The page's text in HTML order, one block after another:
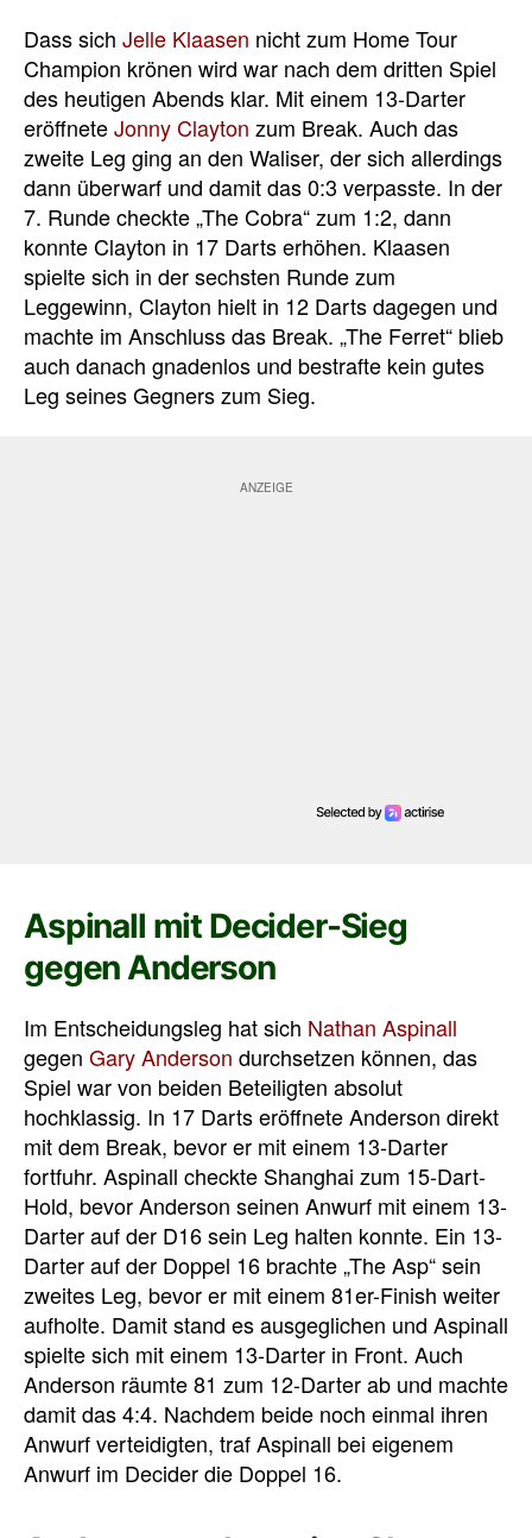
Dass sich Jelle Klaasen nicht zum Home Tour
Champion krönen wird war nach dem dritten Spiel
des heutigen Abends klar. Mit einem 13-Darter
eröffneteJonny Clayton zum Break. Auch das
zweite Leg ging an den Waliser, der sich allerdings
dann überwarf und damit das 0:3 verpasste. In der
7. Runde checkte „The Cobra“ zum 1:2, dann
konnte Clayton in 17 Darts erhöhen. Klaasen
spielte sich in der sechsten Runde zum
Leggewinn, Clayton hielt in 12 Darts dagegen und
machte im Anschluss das Break. „The Ferret“ blieb
auch danach gnadenlos und bestrafte kein gutes
Leg seines Gegners zum Sieg.
Aspinall mit Decider-Sieg
gegen Anderson
Im Entscheidungsleg hat sich Nathan Aspinall
gegen Gary Anderson durchsetzen können, das
Spiel war von beiden Beteiligten absolut
hochklassig. In 17 Darts eröffnete Anderson direkt
mit dem Break, bevor er mit einem 13-Darter
fortfuhr. Aspinall checkte Shanghai zum 15-Dart-
Hold, bevor Anderson seinen Anwurf mit einem 13-
Darter auf der D16 sein Leg halten konnte. Ein 13-
Darter auf der Doppel 16 brachte „The Asp“ sein
zweites Leg, bevor er mit einem 81er-Finish weiter
aufholte. Damit stand es ausgeglichen und Aspinall
spielte sich mit einem 13-Darter in Front. Auch
Anderson räumte 81 zum 12-Darter ab und machte
damit das 4:4. Nachdem beide noch einmal ihren
Anwurf verteidigten, traf Aspinall bei eigenem
Anwurf im Decider die Doppel 16.